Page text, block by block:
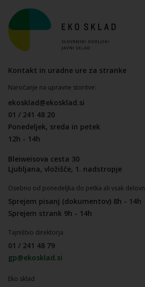
Kontakt in uradne ure za stranke
Naročanje na upravne storitve:
ekosklad@ekosklad.si
01 / 241 48 20
Ponedeljek, sreda in petek
12h - 14h
Bleiweisova cesta 30
Ljubljana, vložišče, 1. nadstropje
Osebno od ponedeljka do petka ali vsak
Sprejem pisanj (dokumentov) 8h - 14h
Sprejem strank 9h - 14h
Tajništvo direktorja
01 / 241 48 79
gp@ekosklad.si
Eko sklad